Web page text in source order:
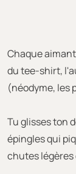
Chaque
du tee-shirt,
(néodyme, les
Tu glisses ton
épingles qui
chutes légères